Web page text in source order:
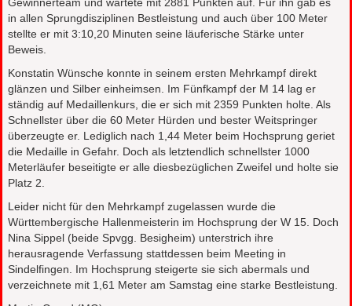
Gewinnerteam und wartete mit 2881 Punkten auf. Für ihn gab es
in allen Sprungdisziplinen Bestleistung und auch über 100 Meter
stellte er mit 3:10,20 Minuten seine läuferische Stärke unter
Beweis.
Konstatin Wünsche konnte in seinem ersten Mehrkampf direkt
glänzen und Silber einheimsen. Im Fünfkampf der M 14 lag er
ständig auf Medaillenkurs, die er sich mit 2359 Punkten holte. Als
Schnellster über die 60 Meter Hürden und bester Weitspringer
überzeugte er. Lediglich nach 1,44 Meter beim Hochsprung geriet
die Medaille in Gefahr. Doch als letztendlich schnellster 1000
Meterläufer beseitigte er alle diesbezüglichen Zweifel und holte sie
Platz 2.
Leider nicht für den Mehrkampf zugelassen wurde die
Württembergische Hallenmeisterin im Hochsprung der W 15. Doch
Nina Sippel (beide Spvgg. Besigheim) unterstrich ihre
herausragende Verfassung stattdessen beim Meeting in
Sindelfingen. Im Hochsprung steigerte sie sich abermals und
verzeichnete mit 1,61 Meter am Samstag eine starke Bestleistung.